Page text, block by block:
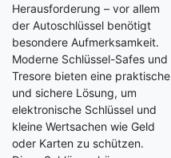
Herausforderung – vor allem
der Autoschlüssel benötigt
besondere Aufmerksamkeit.
Moderne Schlüssel-Safes und
Tresore bieten eine praktische
und sichere Lösung, um
elektronische Schlüssel und
kleine Wertsachen wie Geld
oder Karten zu schützen.